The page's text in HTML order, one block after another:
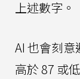
上述數字。
AI 也會刻
高於 87 或